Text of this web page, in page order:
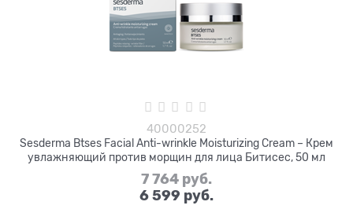
40000252
Sesderma Btses Facial Anti-wrinkle Moisturizing Cream – Крем
увлажняющий против морщин для лица Битисес, 50 мл
7 764 руб.
6 599 руб.